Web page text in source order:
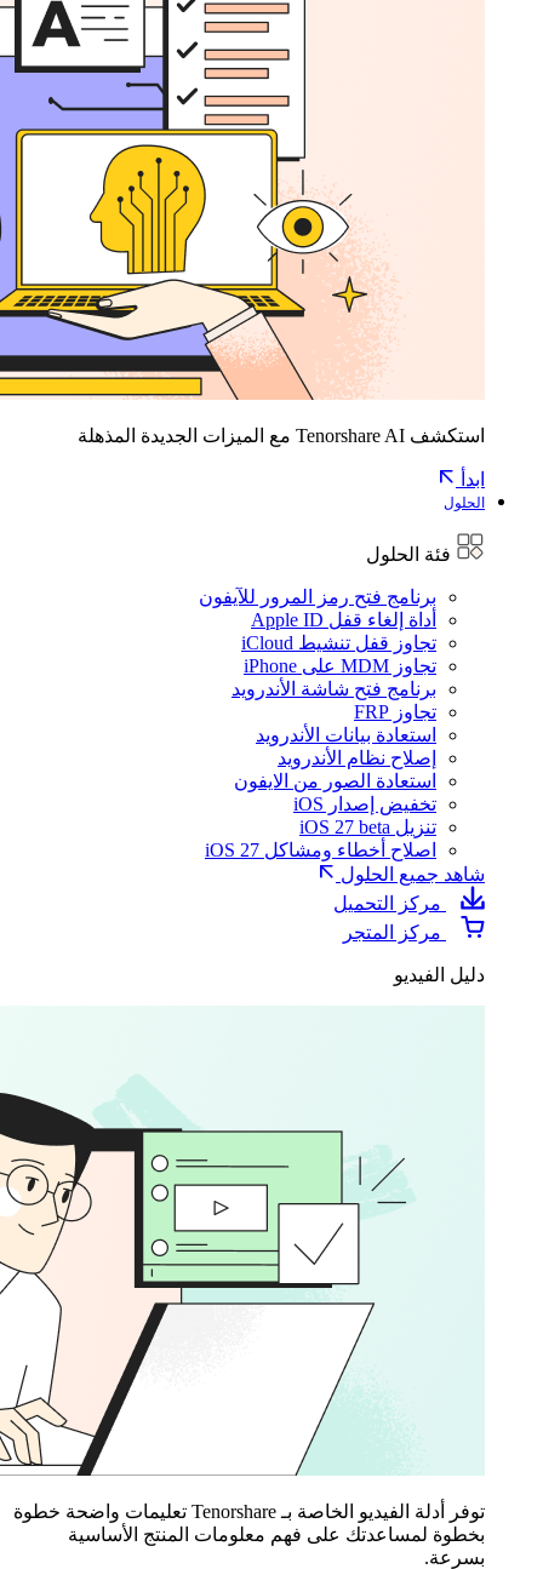
استكشف Tenorshare AI مع الميزات الجديدة المذهلة
ابدأ
الحلول
فئة الحلول
برنامج فتح رمز المرور للآيفون
أداة إلغاء قفل Apple ID
تجاوز قفل تنشيط iCloud
تجاوز MDM على iPhone
برنامج فتح شاشة الأندرويد
تجاوز FRP
استعادة بيانات الأندرويد
إصلاح نظام الأندرويد
استعادة الصور من الايفون
تخفيض إصدار iOS
تنزيل iOS 27 beta
اصلاح أخطاء ومشاكل iOS 27
شاهد جميع الحلول
مركز التحميل
مركز المتجر
دليل الفيديو
توفر أدلة الفيديو الخاصة بـ Tenorshare تعليمات واضحة خطوة
بخطوة لمساعدتك على فهم معلومات المنتج الأساسية
بسرعة.